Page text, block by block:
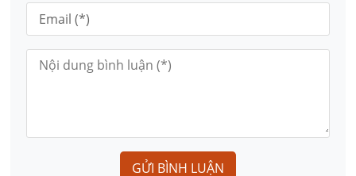
GỬI BÌNH LUẬN